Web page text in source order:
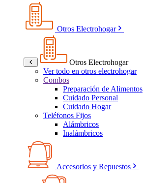
Otros Electrohogar
Otros Electrohogar
Ver todo en otros electrohogar
Combos
Preparación de Alimentos
Cuidado Personal
Cuidado Hogar
Teléfonos Fijos
Alámbricos
Inalámbricos
Accesorios y Repuestos